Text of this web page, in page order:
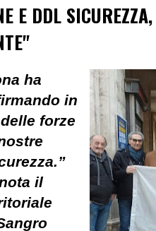
E DDL
ha
in
forze
il